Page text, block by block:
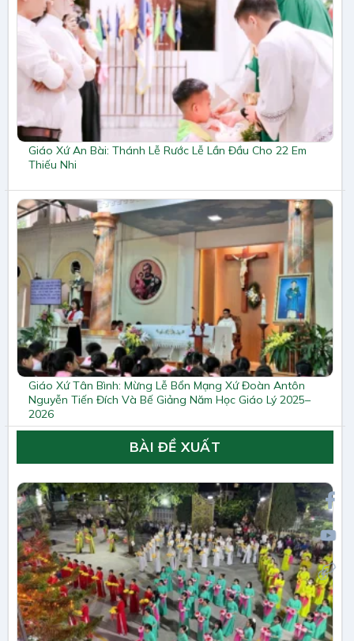
Giáo Xứ An Bài: Thánh Lễ Rước Lễ Lần Đầu Cho 22 Em
Thiếu Nhi
Giáo Xứ Tân Bình: Mừng Lễ Bổn Mạng Xứ Đoàn Antôn
Nguyễn Tiến Đích Và Bế Giảng Năm Học Giáo Lý 2025–
2026
BÀI ĐỀ XUẤT